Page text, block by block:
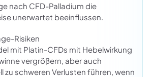
nach CFD-Palladium die
unerwartet beeinflussen.
Risiken
mit Platin-CFDs mit Hebelwirkung
vergrößern, aber auch
zu schweren Verlusten führen, wenn